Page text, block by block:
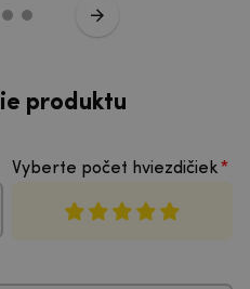
produktu
Vyberte počet hviezdičiek